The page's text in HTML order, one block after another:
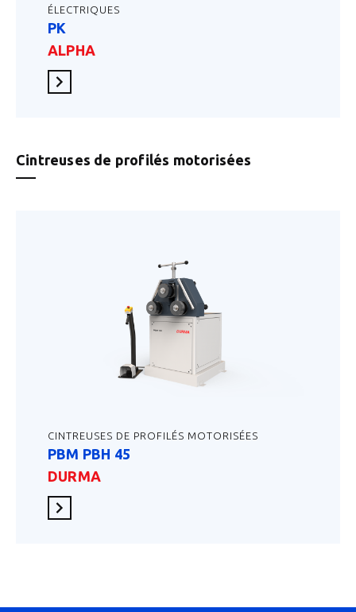
ÉLECTRIQUES
PK
ALPHA
En savoir plus
Cintreuses de profilés motorisées
CINTREUSES DE PROFILÉS MOTORISÉES
PBM PBH 45
DURMA
En savoir plus